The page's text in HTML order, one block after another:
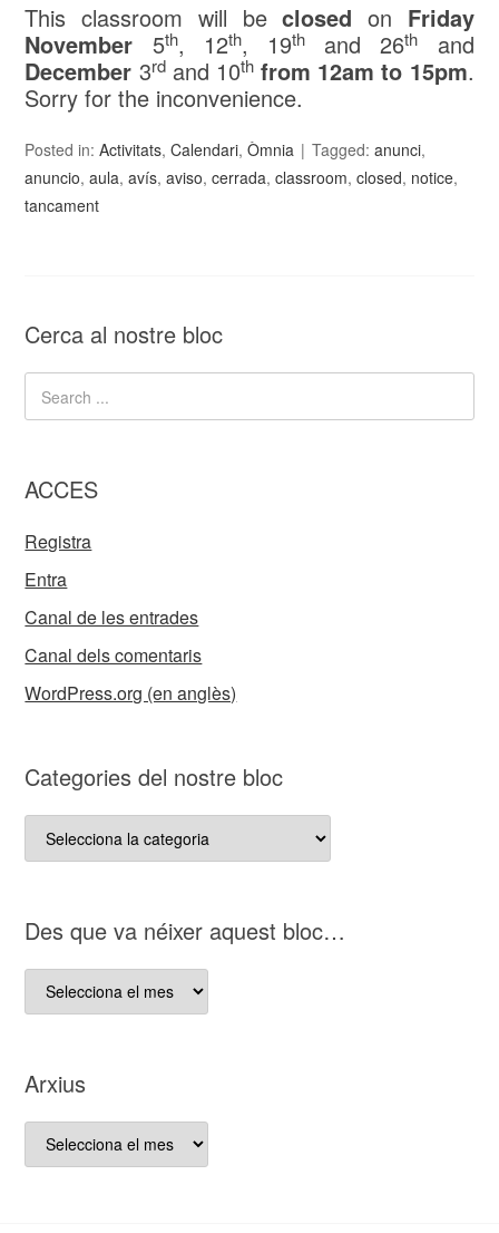
This classroom will beclosed on Friday
November 5th, 12th, 19th and 26th
and
December 3rdand 10th from 12am to 15pm.
Sorry for the inconvenience.
Posted in:Activitats,Calendari,Òmnia Tagged:anunci,
anuncio,aula,avís,aviso,cerrada,classroom,closed, notice,
tancament
Cerca al nostre bloc
ACCES
Registra
Entra
Canal de les entrades
Canal dels comentaris
WordPress.org (en anglès)
Categories del nostre bloc
Categories
del
D es que va néixer aquest bloc…
D es
que
aquest
bloc…
Arxius
Arxius